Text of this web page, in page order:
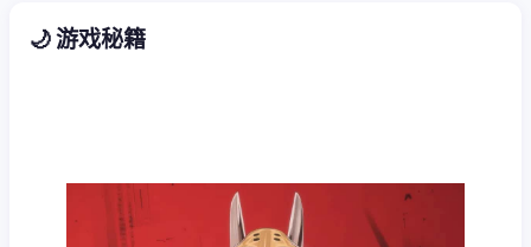
🌙 游戏秘籍